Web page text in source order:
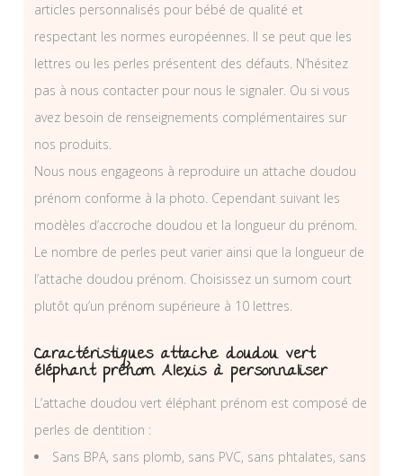
articles personnalisés pour bébé de qualité et
respectant les normes européennes. Il se peut que les
lettres ou les perles présentent des défauts. N’hésitez
pas à nous contacter pour nous le signaler. Ou si vous
avez besoin de renseignements complémentaires sur
nos produits.
Nous nous engageons à reproduire un attache doudou
prénom conforme à la photo. Cependant suivant les
modèles d’accroche doudou et la longueur du prénom.
Le nombre de perles peut varier ainsi que la longueur de
l’attache doudou prénom. Choisissez un surnom court
plutôt qu’un prénom supérieure à 10 lettres.
Caractéristiques attache doudou vert
éléphant prénom Alexis à personnaliser
L’attache doudou vert éléphant prénom est composé de
perles de dentition :
Sans BPA, sans plomb, sans PVC, sans phtalates, sans